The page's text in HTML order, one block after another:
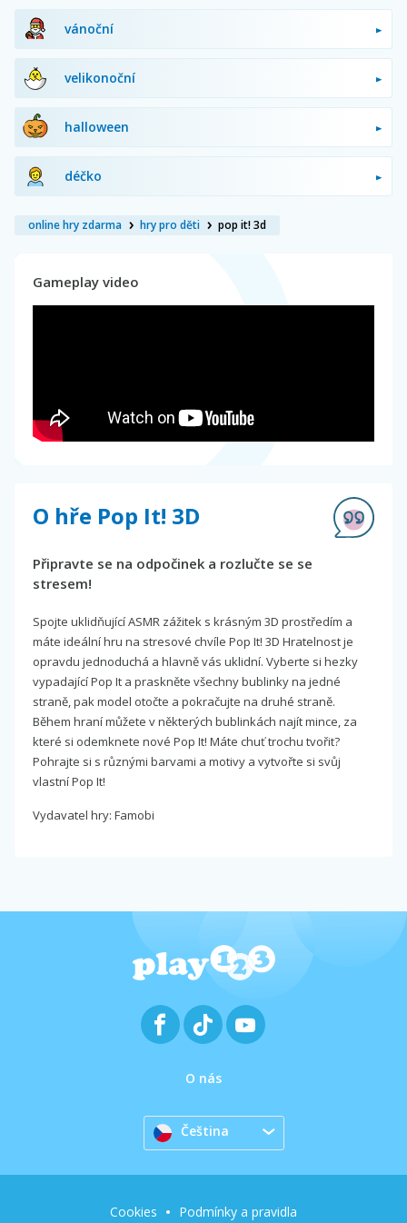
vánoční
velikonoční
halloween
déčko
online hry zdarma hry pro děti pop it! 3d
Gameplay video
O hře Pop It! 3D
Připravte se na odpočinek a rozlučte se se
stresem!
Spojte uklidňující ASMR zážitek s krásným 3D prostředím a
máte ideální hru na stresové chvíle Pop It! 3D Hratelnost je
opravdu jednoduchá a hlavně vás uklidní. Vyberte si hezky
vypadající Pop It a praskněte všechny bublinky na jedné
straně, pak model otočte a pokračujte na druhé straně.
Během hraní můžete v některých bublinkách najít mince, za
které si odemknete nové Pop It! Máte chuť trochu tvořit?
Pohrajte si s různými barvami a motivy a vytvořte si svůj
vlastní Pop It!
Vydavatel hry: Famobi
O nás
Čeština
Cookies Podmínky a pravidla